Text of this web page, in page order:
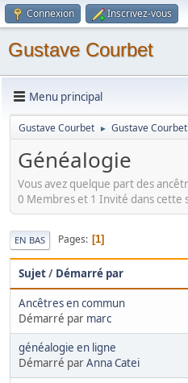
Connexion Inscrivez-vous
Gustave Courbet
Menu principal
Gustave Courbet ► Gustave Courbet
Généalogie
Vous avez quelque part des
0 Membres et 1 Invité dans cette
EN BAS Pages 1
Sujet/ Démarré par
Ancêtres en commun
Démarré par marc
généalogie en ligne
Démarré parAnna Catei